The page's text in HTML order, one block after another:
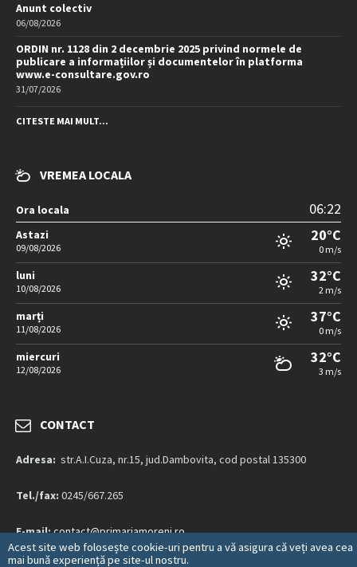
Anunt colectiv
06/08/2026
ORDIN nr. 1128 din 2 decembrie 2025 privind normele de
publicare a informațiilor și documentelor în platforma
www.e-consultare.gov.ro
31/07/2026
CITESTE MAI MULT...
VREMEA LOCALA
Ora locala 06:22
Astazi
09/08/2026
20°C
0 m/s
luni
10/08/2026
32°C
2 m/s
marți
11/08/2026
37°C
0 m/s
miercuri
12/08/2026
32°C
3 m/s
CONTACT
Adresa: str.A.I.Cuza, nr.15, jud.Dambovita, cod postal 135300
Tel./fax: 0245/667.265
E-mail:contact@primariamoreni.ro
Acest site web folosește cookie-uri pentru a vă asigura că veți avea cea
mai bună experiență pe site-ul nostru.